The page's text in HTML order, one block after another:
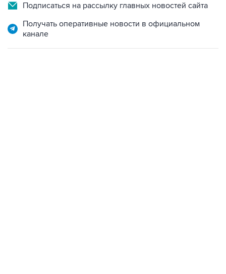
Подписаться на рассылку главных новостей сайта
Получать оперативные новости в официальном
канале